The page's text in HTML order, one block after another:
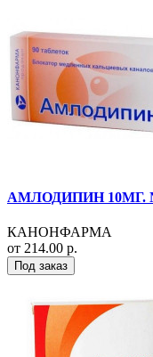
АМЛОДИПИН 10МГ.
КАНОНФАРМА
от 214.00 р.
Под заказ